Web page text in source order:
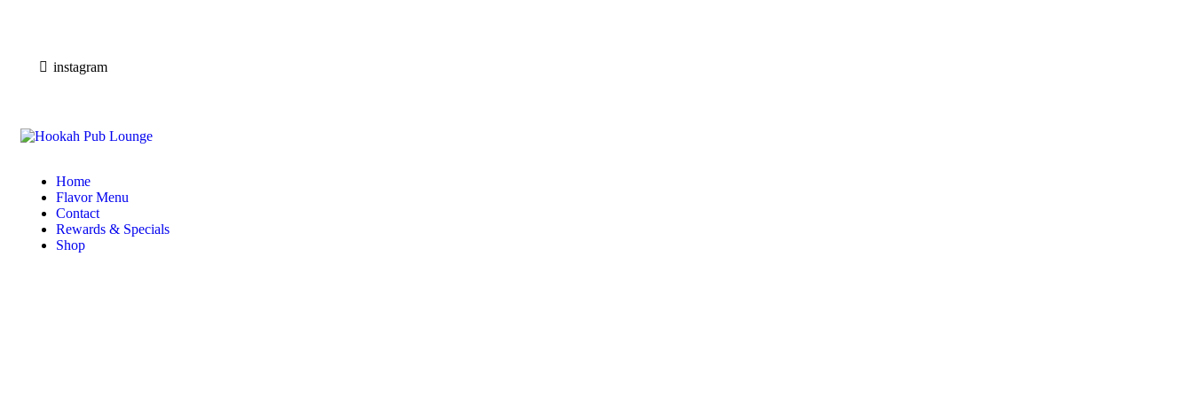
instagram
Home
Flavor Menu
Contact
Rewards & Specials
Shop